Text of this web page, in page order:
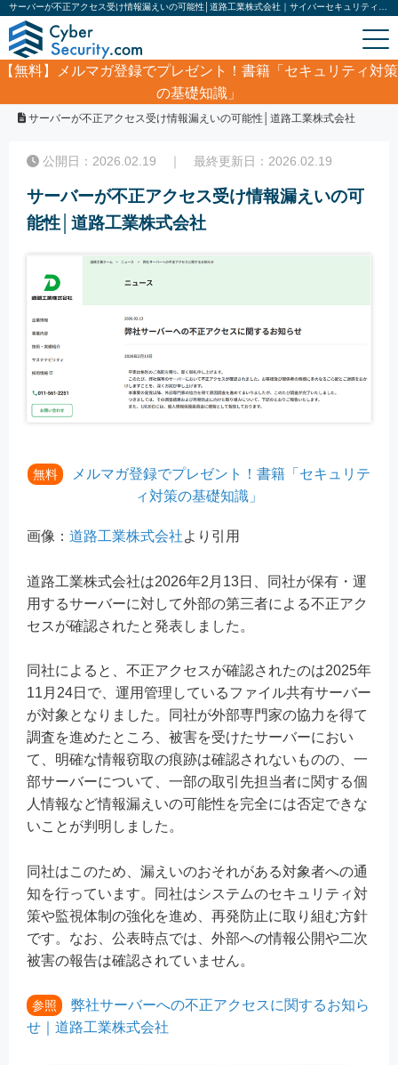
【無料】
メルマガ登録でプレゼント！書籍「セキュリティ対策
の基礎知識」
サイバーセキュリティ・情報漏洩ニュース
サーバーが不正アクセス受け情報漏えいの可能性│道路工業株式会社
公開日：2026.02.19 ｜ 最終更新日：2026.02.19
サーバーが不正アクセス受け情報漏えいの可
能性│道路工業株式会社
無料
メルマガ登録でプレゼント！書籍「セキュリテ
ィ対策の基礎知識」
画像： 道路工業株式会社より引用
道路工業株式会社は2026年2月13日、同社が保有・運
用するサーバーに対して外部の第三者による不正アク
セスが確認されたと発表しました。
同社によると、不正アクセスが確認されたのは2025年
11月24日で、運用管理しているファイル共有サーバー
が対象となりました。同社が外部専門家の協力を得て
調査を進めたところ、被害を受けたサーバーにおい
て、明確な情報窃取の痕跡は確認されないものの、一
部サーバーについて、一部の取引先担当者に関する個
人情報など情報漏えいの可能性を完全には否定できな
いことが判明しました。
同社はこのため、漏えいのおそれがある対象者への通
知を行っています。同社はシステムのセキュリティ対
策や監視体制の強化を進め、再発防止に取り組む方針
です。なお、公表時点では、外部への情報公開や二次
被害の報告は確認されていません。
参照
弊社サーバーへの不正アクセスに関するお知ら
せ｜道路工業株式会社